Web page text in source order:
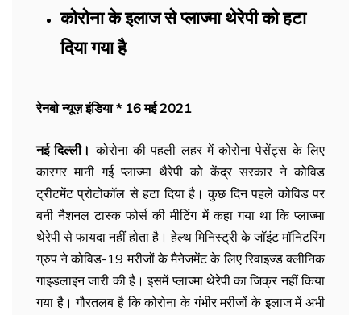
कोरोना के इलाज से प्लाज्मा थेरेपी को हटा
दिया गया है
रेनबो न्यूज़ इंडिया * 16 मई 2021
नई दिल्ली। कोरोना की पहली लहर में कोरोना पेसेंट्स के लिए
कारगर मानी गई प्लाज्मा थैरेपी को केंद्र सरकार ने कोविड
ट्रीटमेंट प्रोटोकॉल से हटा दिया है। कुछ दिन पहले कोविड पर
बनी नैशनल टास्क फोर्स की मीटिंग में कहा गया था कि प्लाज्मा
थेरेपी से फायदा नहीं होता है। हेल्थ मिनिस्ट्री के जॉइंट मॉनिटरिंग
ग्रुप ने कोविड-19 मरीजों के मैनेजमेंट के लिए रिवाइज्ड क्लीनिक
गाइडलाइन जारी की है। इसमें प्लाज्मा थेरेपी का जिक्र नहीं किया
गया है। गौरतलब है कि कोरोना के गंभीर मरीजों के इलाज में अभी